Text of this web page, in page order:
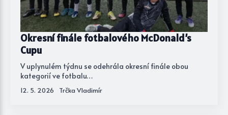
Okresní finále fotbalového McDonald’s
Cupu
12. 5. 2026 Trčka Vladimír
V uplynulém týdnu se odehrála okresní finále obou
kategorií ve fotbalu…